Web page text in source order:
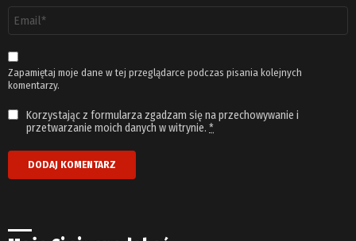
email
*
Zapamiętaj moje dane w tej przeglądarce podczas pisania kolejnych
komentarzy.
Korzystając z formularza zgadzam się na przechowywanie i
przetwarzanie moich danych w witrynie. *